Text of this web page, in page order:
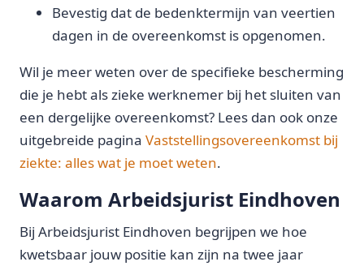
Bevestig dat de bedenktermijn van veertien
dagen in de overeenkomst is opgenomen.
Wil je meer weten over de specifieke bescherming
die je hebt als zieke werknemer bij het sluiten van
een dergelijke overeenkomst? Lees dan ook onze
uitgebreide pagina Vaststellingsovereenkomst bij
ziekte: alles wat je moet weten.
Waarom Arbeidsjurist Eindhoven
Bij Arbeidsjurist Eindhoven begrijpen we hoe
kwetsbaar jouw positie kan zijn na twee jaar